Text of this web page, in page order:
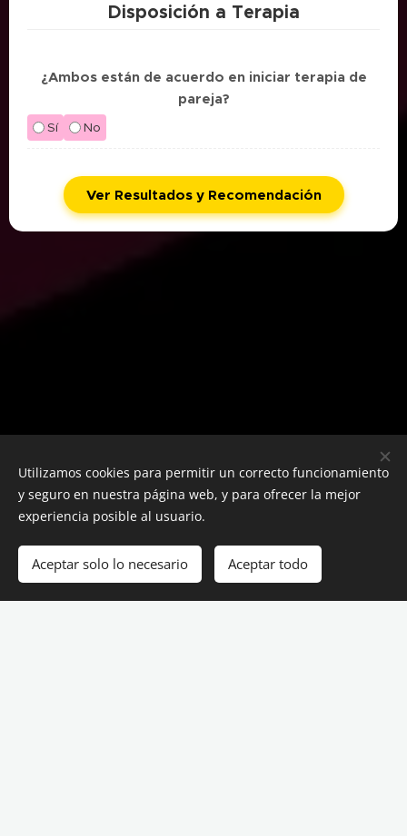
Disposición a Terapia
¿Ambos están de acuerdo en iniciar terapia de
pareja?
Sí No
Ver Resultados y Recomendación
Cookies
Utilizamos cookies para permitir un correcto funcionamiento
y seguro en nuestra página web, y para ofrecer la mejor
experiencia posible al usuario.
Aceptar solo lo necesario Aceptar todo